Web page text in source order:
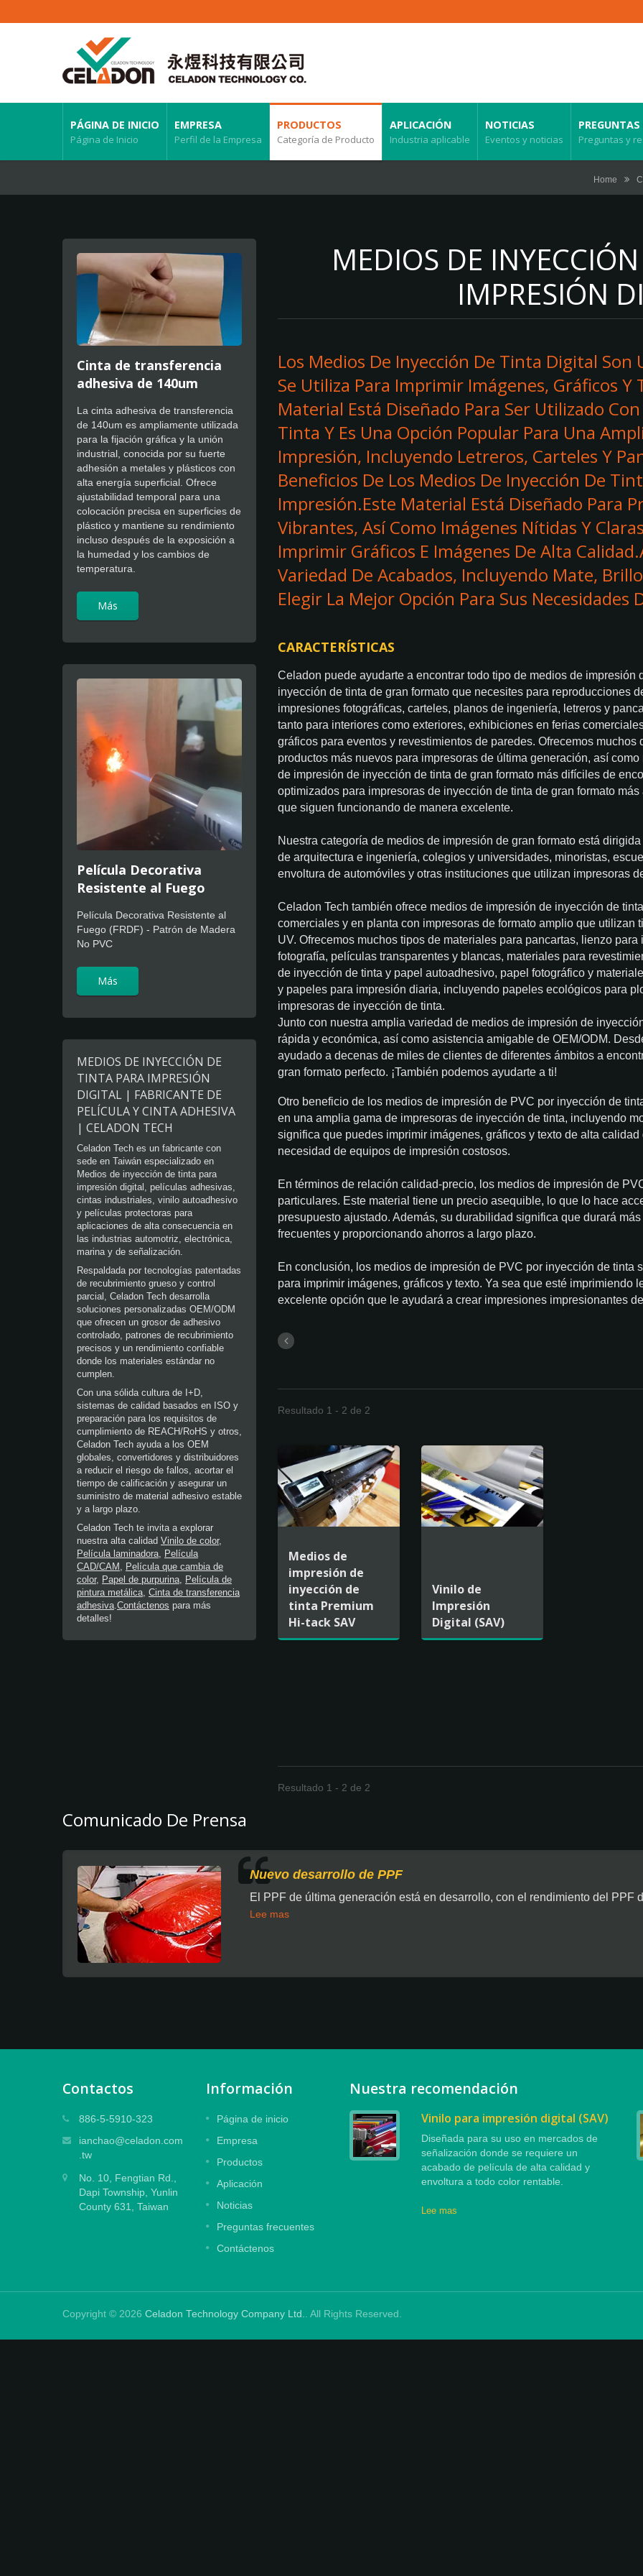
PÁGINA DE INICIO
Página de Inicio
EMPRESA
Perfil de la Empresa
PRODUCTOS
Categoría de Producto
APLICACIÓN
Industria aplicable
NOTICIAS
Eventos y noticias
PREGUNTAS
Preguntas y
Home
Cinta de transferencia
adhesiva de 140um
La cinta adhesiva de transferencia
de 140um es ampliamente utilizada
para la fijación gráfica y la unión
industrial, conocida por su fuerte
adhesión a metales y plásticos con
alta energía superficial. Ofrece
ajustabilidad temporal para una
colocación precisa en superficies de
plástico y mantiene su rendimiento
incluso después de la exposición a
la humedad y los cambios de
temperatura.
Más
Película Decorativa
Resistente al Fuego
Película Decorativa Resistente al
Fuego (FRDF) - Patrón de Madera
No PVC
Más
MEDIOS DE INYECCIÓN DE
TINTA PARA IMPRESIÓN
DIGITAL | FABRICANTE DE
PELÍCULA Y CINTA ADHESIVA
| CELADON TECH
Celadon Tech es un fabricante con
sede en Taiwán especializado en
Medios de inyección de tinta para
impresión digital, películas adhesivas,
cintas industriales, vinilo autoadhesivo
y películas protectoras para
aplicaciones de alta consecuencia en
las industrias automotriz, electrónica,
marina y de señalización.
Respaldada por tecnologías patentadas
de recubrimiento grueso y control
parcial, Celadon Tech desarrolla
soluciones personalizadas OEM/ODM
que ofrecen un grosor de adhesivo
controlado, patrones de recubrimiento
precisos y un rendimiento confiable
donde los materiales estándar no
cumplen.
Con una sólida cultura de I+D,
sistemas de calidad basados en ISO y
preparación para los requisitos de
cumplimiento de REACH/RoHS y otros,
Celadon Tech ayuda a los OEM
globales, convertidores y distribuidores
a reducir el riesgo de fallos, acortar el
tiempo de calificación y asegurar un
suministro de material adhesivo estable
y a largo plazo.
Celadon Tech te invita a explorar
nuestra alta calidad Vinilo de color,
Película laminadora, Película
CAD/CAM , Película que cambia de
color, Papel de purpurina, Película de
pintura metálica, Cinta de transferencia
adhesiva.Contáctenos para más
detalles!
MEDIOS DE
IMPRESIÓN
Los Medios De Inyección De Tinta Digital Son
Se Utiliza Para Imprimir Imágenes, Gráficos Y
Material Está Diseñado Para Ser Utilizado
Tinta Y Es Una Opción Popular Para Una
Impresión, Incluyendo Letreros, Carteles Y
Beneficios De Los Medios De Inyección De
Impresión.Este Material Está Diseñado Para
Vibrantes, Así Como Imágenes Nítidas Y
Imprimir Gráficos E Imágenes De Alta
Variedad De Acabados, Incluyendo Mate,
Elegir La Mejor Opción Para Sus Necesidades
CARACTERÍSTICAS
Celadon puede ayudarte a encontrar todo tipo de medios de impresión
inyección de tinta de gran formato que necesites para reproducciones
impresiones fotográficas, carteles, planos de ingeniería, letreros y
tanto para interiores como exteriores, exhibiciones en ferias
gráficos para eventos y revestimientos de paredes. Ofrecemos muchos
productos más nuevos para impresoras de última generación, así como
de impresión de inyección de tinta de gran formato más difíciles de
optimizados para impresoras de inyección de tinta de gran formato más
que siguen funcionando de manera excelente.
Nuestra categoría de medios de impresión de gran formato está
de arquitectura e ingeniería, colegios y universidades, minoristas,
envoltura de automóviles y otras instituciones que utilizan impresoras
Celadon Tech también ofrece medios de impresión de inyección de
comerciales y en planta con impresoras de formato amplio que utilizan
UV. Ofrecemos muchos tipos de materiales para pancartas, lienzo
fotografía, películas transparentes y blancas, materiales para
de inyección de tinta y papel autoadhesivo, papel fotográfico y
y papeles para impresión diaria, incluyendo papeles ecológicos para
impresoras de inyección de tinta.
Junto con nuestra amplia variedad de medios de impresión de
rápida y económica, así como asistencia amigable de OEM/ODM.
ayudado a decenas de miles de clientes de diferentes ámbitos a
gran formato perfecto. ¡También podemos ayudarte a ti!
Otro beneficio de los medios de impresión de PVC por inyección de
en una amplia gama de impresoras de inyección de tinta, incluyendo
significa que puedes imprimir imágenes, gráficos y texto de alta
necesidad de equipos de impresión costosos.
En términos de relación calidad-precio, los medios de impresión de
particulares. Este material tiene un precio asequible, lo que lo hace
presupuesto ajustado. Además, su durabilidad significa que durará
frecuentes y proporcionando ahorros a largo plazo.
En conclusión, los medios de impresión de PVC por inyección de tinta
para imprimir imágenes, gráficos y texto. Ya sea que esté imprimiendo
excelente opción que le ayudará a crear impresiones impresionantes
Resultado 1 - 2 de 2
Medios de
impresión de
inyección de
tinta Premium
Hi-tack SAV
Vinilo de
Impresión
Digital (SAV)
Resultado 1 - 2 de 2
Comunicado De Prensa
Nuevo desarrollo de PPF
El PPF de última generación está en desarrollo, con el rendimiento del PPF
Lee mas
Contactos
886-5-5910-323
ianchao@celadon.com
.tw
No. 10, Fengtian Rd.,
Dapi Township, Yunlin
County 631, Taiwan
Información
Página de inicio
Empresa
Productos
Aplicación
Noticias
Preguntas frecuentes
Contáctenos
Nuestra recomendación
Película laminada en relieve
Diseñada para proteger impresiones
de relieve, con un pegamento especial
potente para un diseño sin residuos.
Lee mas
Vinilo para impresión digital (SAV)
Diseñada para su uso en mercados de
señalización donde se requiere un
acabado de película de alta calidad y
envoltura a todo color rentable.
Lee mas
Copyright © 2026 Celadon Technology Company Ltd.. All Rights Reserved.